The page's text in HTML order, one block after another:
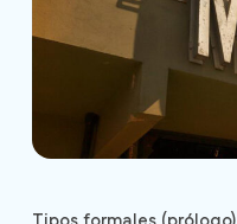
Tipos formales (prólogo)